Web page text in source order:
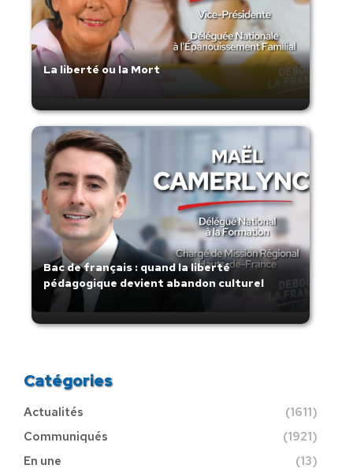
La liberté ou la Mort
Bac de français : quand la liberté
pédagogique devient abandon culturel
Catégories
Actualités
(1611)
Communiqués
(1921)
En une
(13)